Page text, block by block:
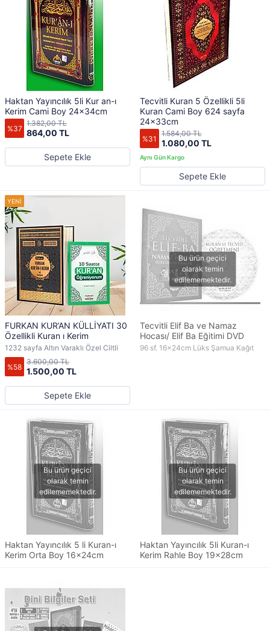
Haktan Yayıncılık 5li Kur an-ı
Kerim Cami Boy 24x34cm
%37 864,00 TL
1.382,00 TL
Sepete Ekle
Tecvitli Kuran 5 Özellikli 5li
Kuran Cami Boy 624 sayfa
24x33cm
%31 1.080,00 TL
1.584,00 TL
Sepete Ekle
FURKAN KUR’AN KÜLLİYATI 30
Özellikli Kuran ı Kerim
1232 sayfa Altın Varaklı Özel Ciltli
%58 1.500,00 TL
3.600,00 TL
Sepete Ekle
Tecvitli Elif Ba ve Namaz
Hocası/ Elif Ba Eğitimi DVD
96 sf. 16x24cm Lüks Şamua Kağıt
Haktan Yayıncılık 5 li Kuran-ı
Kerim Orta Boy 16x24cm
Haktan Yayıncılık 5li Kuran-ı
Kerim Rahle Boy 19x28cm